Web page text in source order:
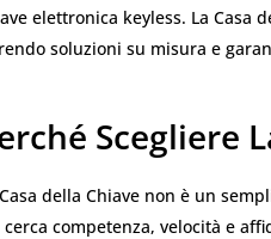
elettronica keyless. La Casa
soluzioni su misura e
Scegliere
della Chiave non è un
cerca competenza, velocità e